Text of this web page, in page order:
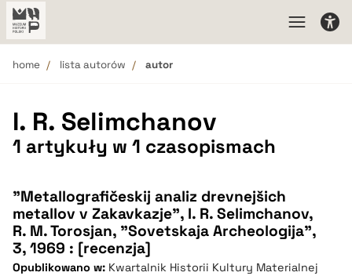
home lista autorów autor
I. R. Selimchanov
1 artykuły w 1 czasopismach
"Metallografičeskij analiz drevnejšich
metallov v Zakavkazje", I. R. Selimchanov,
R. M. Torosjan, "Sovetskaja Archeologija",
3, 1969 : [recenzja]
Opublikowano w: Kwartalnik Historii Kultury Materialnej